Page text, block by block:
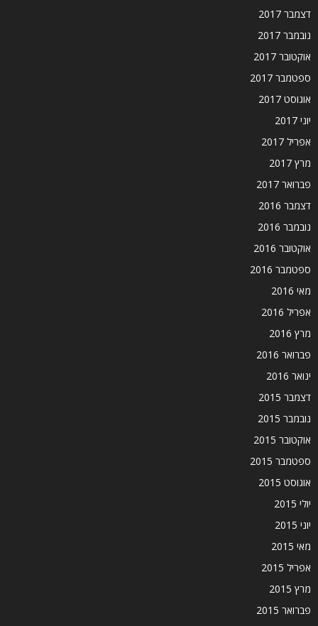
דצמבר 2017
נובמבר 2017
אוקטובר 2017
ספטמבר 2017
אוגוסט 2017
יוני 2017
אפריל 2017
מרץ 2017
פברואר 2017
דצמבר 2016
נובמבר 2016
אוקטובר 2016
ספטמבר 2016
מאי 2016
אפריל 2016
מרץ 2016
פברואר 2016
ינואר 2016
דצמבר 2015
נובמבר 2015
אוקטובר 2015
ספטמבר 2015
אוגוסט 2015
יולי 2015
יוני 2015
מאי 2015
אפריל 2015
מרץ 2015
פברואר 2015